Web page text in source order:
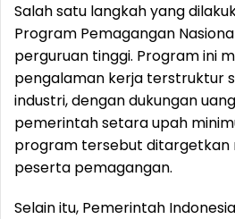
Salah satu langkah yang
Program Pemagangan
perguruan tinggi. Program ini
pengalaman kerja terstruktur
industri, dengan dukungan
pemerintah setara upah
program tersebut ditargetkan
peserta pemagangan.
Selain itu, Pemerintah